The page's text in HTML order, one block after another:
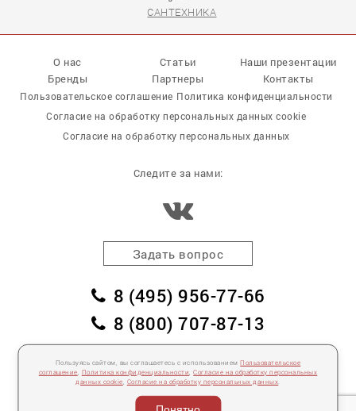
Пользуясь сайтом, вы соглашаетесь с использованиемПользовательское
соглашение Политика конфиденциальности ,Согласие на обработку персональных
данных cookie Согласие на обработку персональных данных
САНТЕХНИКА
О нас Статьи
Наши презентации
Бренды
Партнеры Контакты
Пользовательское соглашение Политика конфиденциальности
Согласие на обработку персональных данных cookie
Согласие на обработку персональных данных
Следите за нами:
Задать вопрос
8 (495) 956-77-66
8 (800) 707-87-13
пл. Победы, дом 2, корпус 2
Для спецификаций и предложений: info@mebelclub.ru